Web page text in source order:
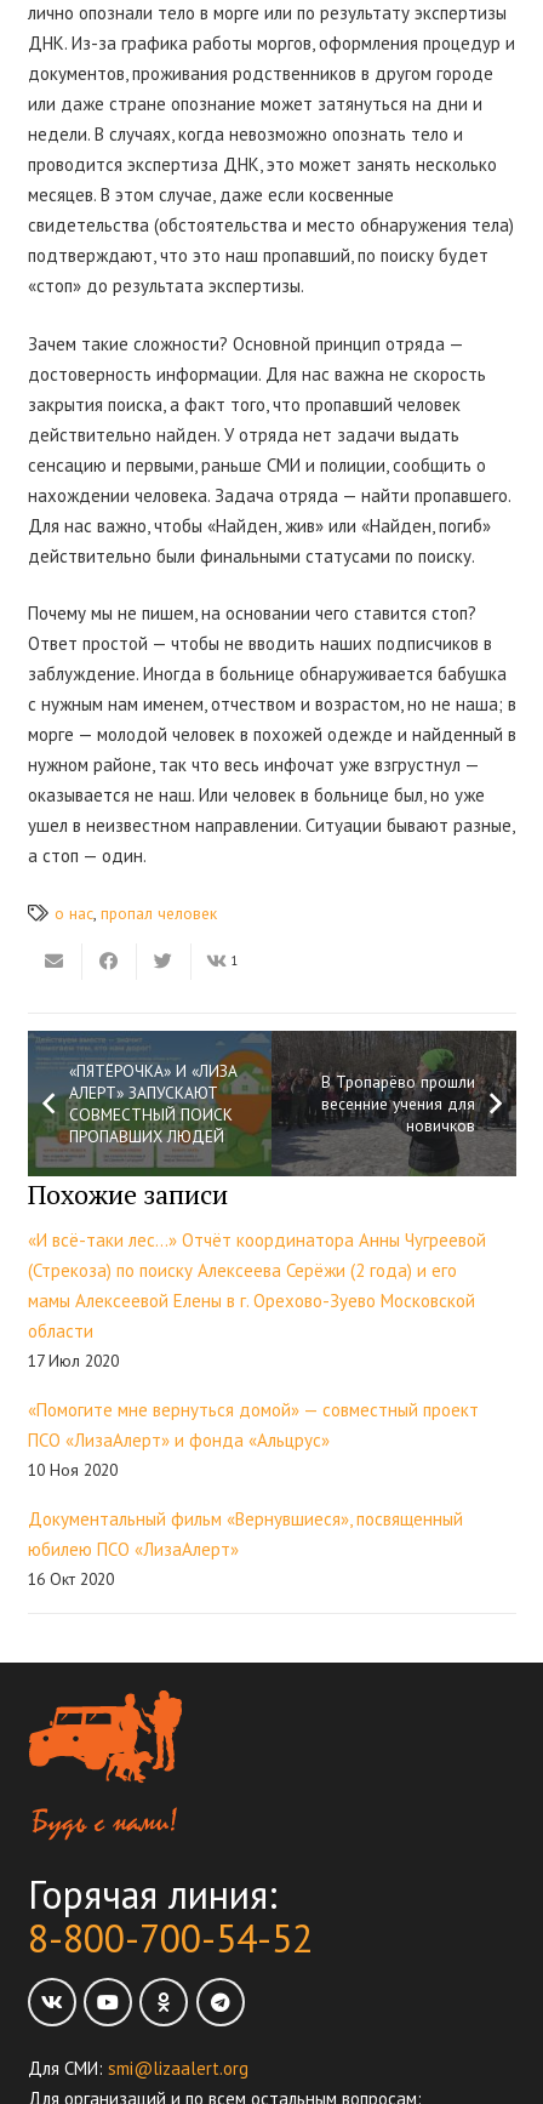
лично опознали тело в морге или по результату экспертизы
ДНК. Из-за графика работы моргов, оформления процедур и
документов, проживания родственников в другом городе
или даже стране опознание может затянуться на дни и
недели. В случаях, когда невозможно опознать тело и
проводится экспертиза ДНК, это может занять несколько
месяцев. В этом случае, даже если косвенные
свидетельства (обстоятельства и место обнаружения тела)
подтверждают, что это наш пропавший, по поиску будет
«стоп» до результата экспертизы.
Зачем такие сложности? Основной принцип отряда —
достоверность информации. Для нас важна не скорость
закрытия поиска, а факт того, что пропавший человек
действительно найден. У отряда нет задачи выдать
сенсацию и первыми, раньше СМИ и полиции, сообщить о
нахождении человека. Задача отряда — найти пропавшего.
Для нас важно, чтобы «Найден, жив» или «Найден, погиб»
действительно были финальными статусами по поиску.
Почему мы не пишем, на основании чего ставится стоп?
Ответ простой — чтобы не вводить наших подписчиков в
заблуждение. Иногда в больнице обнаруживается бабушка
с нужным нам именем, отчеством и возрастом, но не наша; в
морге — молодой человек в похожей одежде и найденный в
нужном районе, так что весь инфочат уже взгрустнул —
оказывается не наш. Или человек в больнице был, но уже
ушел в неизвестном направлении. Ситуации бывают разные,
а стоп — один.
о нас, пропал человек
1
«ПЯТЁРОЧКА» И «ЛИЗА
АЛЕРТ» ЗАПУСКАЮТ
СОВМЕСТНЫЙ ПОИСК
ПРОПАВШИХ ЛЮДЕЙ
В Тропарёво прошли
весенние учения для
новичков
Похожие записи
«И всё-таки лес…» Отчёт координатора Анны Чугреевой
(Стрекоза) по поиску Алексеева Серёжи (2 года) и его
мамы Алексеевой Елены в г. Орехово-Зуево Московской
области
17 Июл 2020
«Помогите мне вернуться домой» — совместный проект
ПСО «ЛизаАлерт» и фонда «Альцрус»
10 Ноя 2020
Документальный фильм «Вернувшиеся», посвященный
юбилею ПСО «ЛизаАлерт»
16 Окт 2020
Горячая линия:
8-800-700-54-52
Для СМИ: smi@lizaalert.org
Для организаций и по всем остальным вопросам: